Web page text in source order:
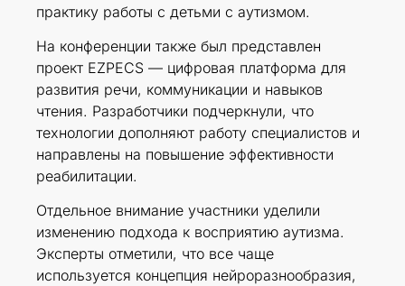
практику работы с детьми с аутизмом.
На конференции также был представлен
проект EZPECS — цифровая платформа для
развития речи, коммуникации и навыков
чтения. Разработчики подчеркнули, что
технологии дополняют работу специалистов и
направлены на повышение эффективности
реабилитации.
Отдельное внимание участники уделили
изменению подхода к восприятию аутизма.
Эксперты отметили, что все чаще
используется концепция нейроразнообразия,